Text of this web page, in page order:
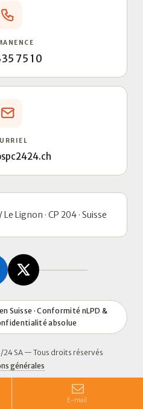
75 10
Lignon · CP 204 · Suisse
Suisse · Conformité nLPD &
absolue
SA — Tous droits réservés
générales
E-mail